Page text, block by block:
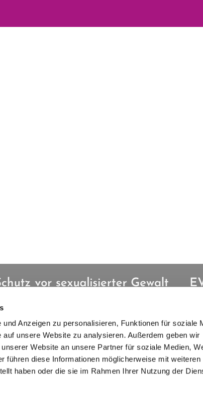
Anzeigen zu personalisieren, Funktionen für soziale
unsere Website zu analysieren. Außerdem geben wir
Website an unsere Partner für soziale Medien,
führen diese Informationen möglicherweise mit weiteren
haben oder die sie im Rahmen Ihrer Nutzung der
vor sexualisierter Gewalt
zu unserem Schutzkonzept
und zum Kirchengesetz zum Schutz vor
sexualisierter Gewalt